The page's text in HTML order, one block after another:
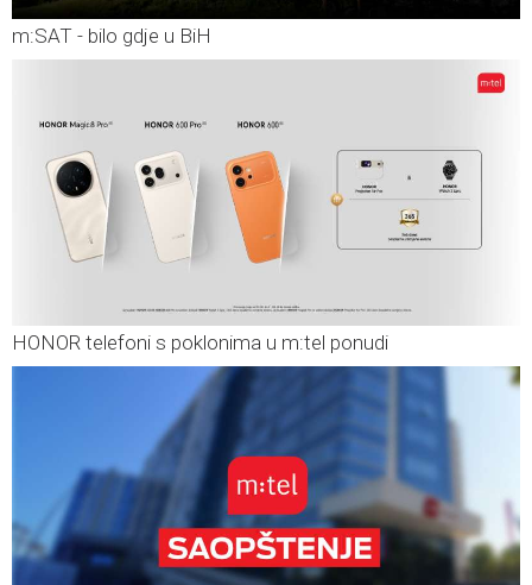
m:SAT - bilo gdje u BiH
HONOR telefoni s poklonima u m:tel ponudi